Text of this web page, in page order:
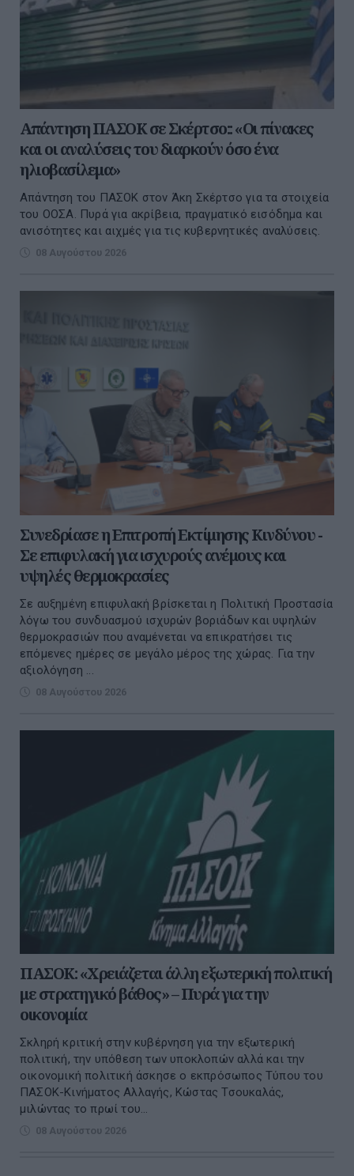
Απάντηση ΠΑΣΟΚ σε Σκέρτσο:: «Οι πίνακες
και οι αναλύσεις του διαρκούν όσο ένα
ηλιοβασίλεμα»
Απάντηση του ΠΑΣΟΚ στον Άκη Σκέρτσο για τα στοιχεία
του ΟΟΣΑ. Πυρά για ακρίβεια, πραγματικό εισόδημα και
ανισότητες και αιχμές για τις κυβερνητικές αναλύσεις.
08 Αυγούστου 2026
Συνεδρίασε η Επιτροπή Εκτίμησης Κινδύνου -
Σε επιφυλακή για ισχυρούς ανέμους και
υψηλές θερμοκρασίες
Σε αυξημένη επιφυλακή βρίσκεται η Πολιτική Προστασία
λόγω του συνδυασμού ισχυρών βοριάδων και υψηλών
θερμοκρασιών που αναμένεται να επικρατήσει τις
επόμενες ημέρες σε μεγάλο μέρος της χώρας. Για την
αξιολόγηση ...
08 Αυγούστου 2026
ΠΑΣΟΚ: «Χρειάζεται άλλη εξωτερική πολιτική
με στρατηγικό βάθος» – Πυρά για την
οικονομία
Σκληρή κριτική στην κυβέρνηση για την εξωτερική
πολιτική, την υπόθεση των υποκλοπών αλλά και την
οικονομική πολιτική άσκησε ο εκπρόσωπος Τύπου του
ΠΑΣΟΚ-Κινήματος Αλλαγής, Κώστας Τσουκαλάς,
μιλώντας το πρωί του...
08 Αυγούστου 2026